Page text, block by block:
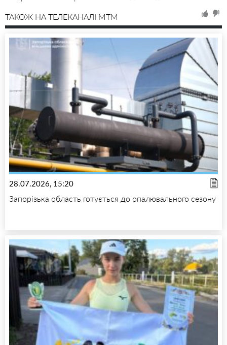
ТАКОЖ НА ТЕЛЕКАНАЛІ MTM
28.07.2026, 15:20
Запорізька область готується до опалювального сезону